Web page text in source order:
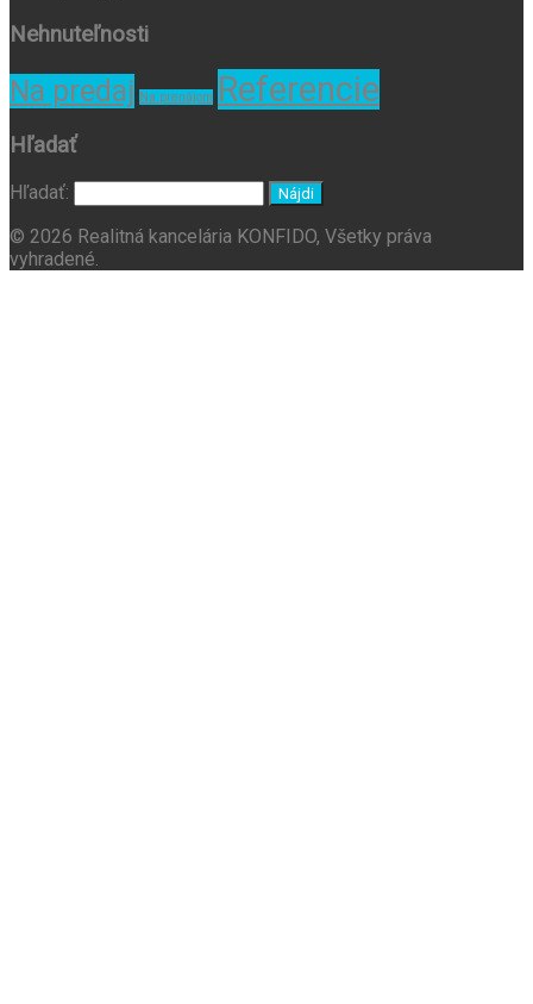
Nehnuteľnosti
Na predaj Na prenájom Referencie
Hľadať
Hľadať:
© 2026 Realitná kancelária KONFIDO, Všetky práva
vyhradené.